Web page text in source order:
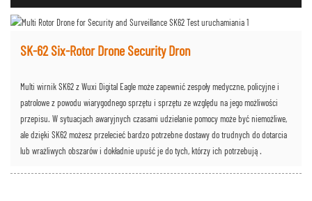
SK-62 Six-Rotor Drone Security Dron
Multi wirnik SK62 z Wuxi Digital Eagle może zapewnić zespoły medyczne, policyjne i
patrolowe z powodu wiarygodnego sprzętu i sprzętu ze względu na jego możliwości
przepisu. W sytuacjach awaryjnych czasami udzielanie pomocy może być niemożliwe,
ale dzięki SK62 możesz przelecieć bardzo potrzebne dostawy do trudnych do dotarcia
lub wrażliwych obszarów i dokładnie upuść je do tych, którzy ich potrzebują.